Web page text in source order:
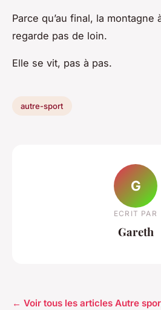
Parce qu’au final, la montagne
regarde pas de loin.
Elle se vit, pas à pas.
autre-sport
G
ECRIT PAR
Gareth
← Voir tous les articles Autre